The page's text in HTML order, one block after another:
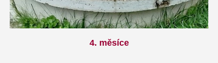
4. měsíce